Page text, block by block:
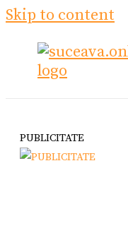
Skip to content
PUBLICITATE